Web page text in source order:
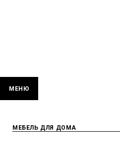
МЕНЮ
МЕБЕЛЬ ДЛЯ ДОМА